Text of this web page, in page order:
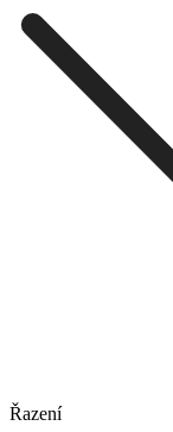
Řazení